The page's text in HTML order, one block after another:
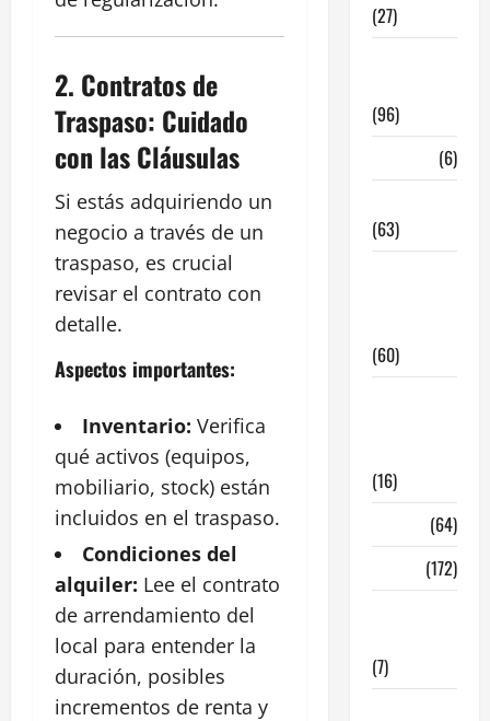
2. Contratos de
Traspaso: Cuidado
con las Cláusulas
Si estás adquiriendo un
negocio a través de un
traspaso, es crucial
revisar el contrato con
detalle.
Aspectos importantes:
Inventario: Verifica
qué activos (equipos,
mobiliario, stock) están
incluidos en el traspaso.
Condiciones del
alquiler: Lee el contrato
de arrendamiento del
local para entender la
duración, posibles
incrementos de renta y
(27)
(96)
(6)
(63)
(60)
(16)
(64)
(172)
(7)